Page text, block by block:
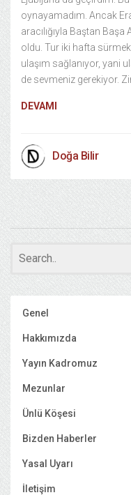
oynayamadım. Ancak
aracılığıyla Baştan
oldu. Tur iki hafta
ulaşım sağlanıyor, yani
de sevmeniz gerekiyor.
DEVAMI
Doğa Bilir
Genel
Hakkımızda
Yayın Kadromuz
Mezunlar
Ünlü Köşesi
Bizden Haberler
Yasal Uyarı
İletişim